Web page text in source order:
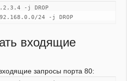
-j DROP
24 -j DROP
входящие
запросы порта 80: